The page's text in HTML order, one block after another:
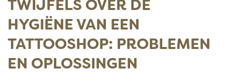
TWIJFELS OVER DE
HYGIËNE VAN EEN
TATTOOSHOP: PROBLEMEN
EN OPLOSSINGEN